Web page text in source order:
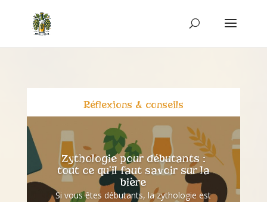
Réflexions & conseils
Zythologie pour débutants :
tout ce qu’il faut savoir sur la
bière
Si vous êtes débutants, la zythologie est